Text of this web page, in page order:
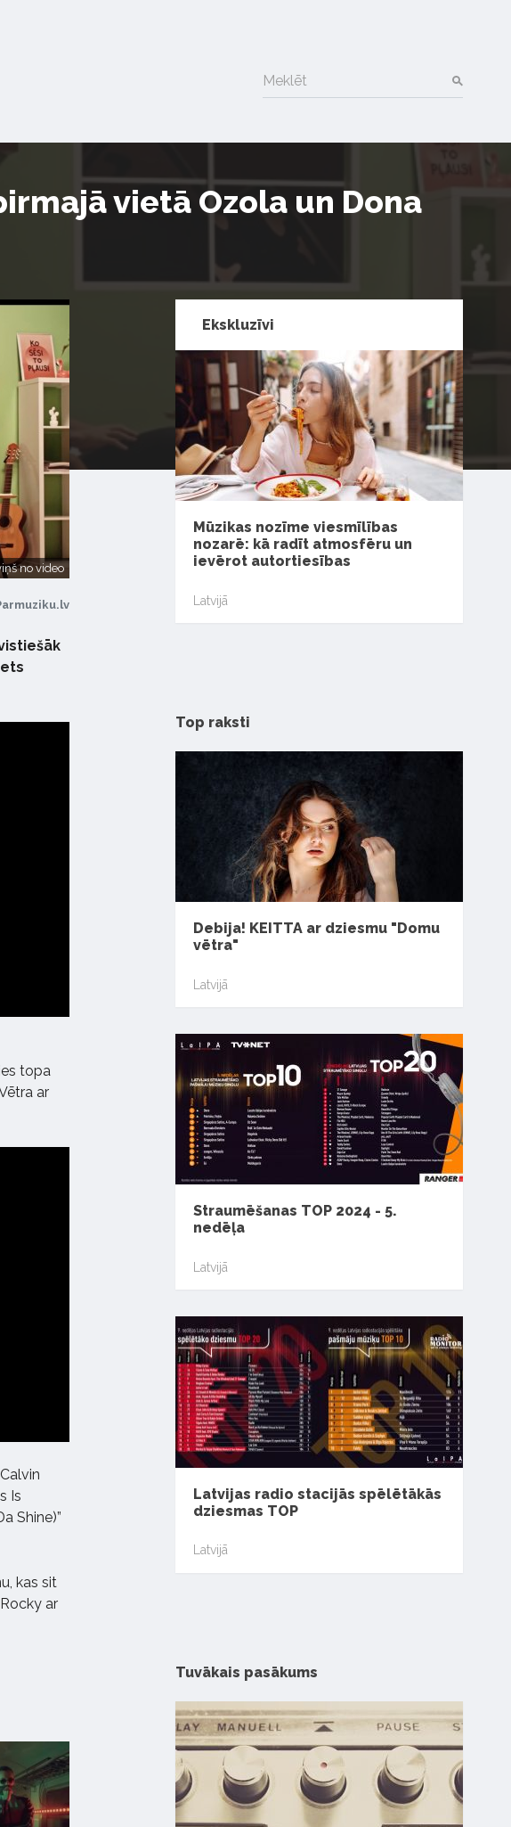
Meklēt
vietā Ozola un Dona
no video
topa
ar
Is
Shine)”
kas sit
ar
Ekskluzīvi
Mūzikas nozīme viesmīlības
nozarē: kā radīt atmosfēru un
ievērot autortiesības
Latvijā
Top raksti
Debija! KEITTA ar dziesmu "Domu
vētra"
Latvijā
Straumēšanas TOP 2024 - 5.
nedēļa
Latvijā
Latvijas radio stacijās spēlētākās
dziesmas TOP
Latvijā
Tuvākais pasākums